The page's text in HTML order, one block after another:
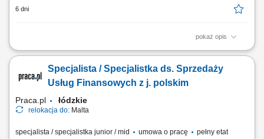
6 dni
pokaż opis
Analiza potrzeb finansowych klientów indywidualnych oraz sektora MŚP
nowych klientów oraz budowanie długoterminowych relacji
biznesowych; Sprzedaż produktów i usług bankowych, w tym funduszy
Specjalista / Specjalistka ds. Sprzedaży
Usług Finansowych z j. polskim
Praca.pl łódzkie
relokacja do: Malta
specjalista / specjalistka junior / mid umowa o pracę
pełny etat